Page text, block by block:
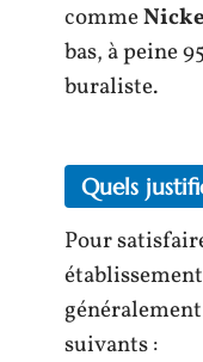
comme
bas, à peine
buraliste.
Quels
Pour
suivants :